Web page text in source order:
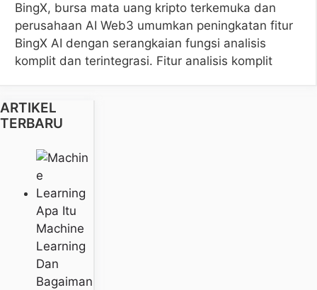
BingX, bursa mata uang kripto terkemuka dan
perusahaan AI Web3 umumkan peningkatan fitur
BingX AI dengan serangkaian fungsi analisis
komplit dan terintegrasi. Fitur analisis komplit
ARTIKEL
TERBARU
Apa Itu
Machine
Learning
Dan
Bagaiman